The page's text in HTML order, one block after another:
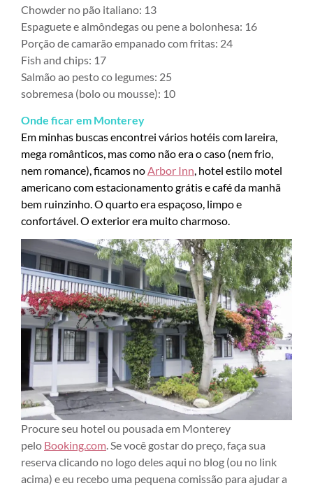
Chowder no pão italiano: 13
Espaguete e almôndegas ou pene a bolonhesa: 16
Porção de camarão empanado com fritas: 24
Fish and chips: 17
Salmão ao pesto co legumes: 25
sobremesa (bolo ou mousse): 10
Onde ficar em Monterey
Em minhas buscas encontrei vários hotéis com lareira,
mega românticos, mas como não era o caso (nem frio,
nem romance), ficamos noArbor Inn, hotel estilo motel
americano com estacionamento grátis e café da manhã
bem ruinzinho. O quarto era espaçoso, limpo e
confortável. O exterior era muito charmoso.
Procure seu hotel ou pousada em Monterey
pelo Booking.com. Se você gostar do preço, faça sua
reserva clicando no logo deles aqui no blog (ou no link
acima) e eu recebo uma pequena comissão para ajudar a